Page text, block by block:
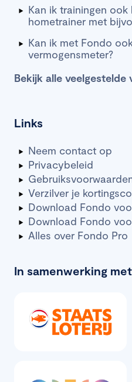
Links
Neem contact op
Privacybeleid
Verzilver je
Download Fondo
Download Fondo
Alles over Fondo Pro
Kan ik trainingen
hometrainer met
Kan ik met Fondo
vermogensmeter?
Bekijk alle veelgestelde
In samenwerking